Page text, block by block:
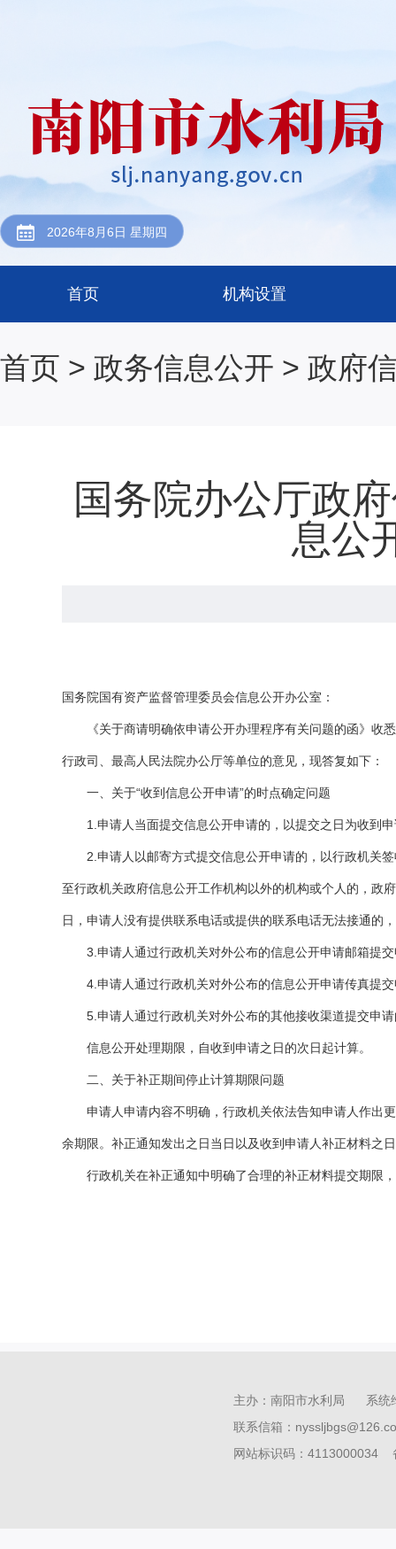
2026年8月6日 星期四
首页 机构设置
首页 > 政务信息公开 > 政府
国务院办公厅政
息公
国务院国有资产监督管理委员会信息公开办公室：
《关于商请明确依申请公开办理程序有关问题的函》收悉
行政司、最高人民法院办公厅等单位的意见，现答复如下：
一、关于“收到信息公开申请”的时点确定问题
1.申请人当面提交信息公开申请的，以提交之日为收到申
2.申请人以邮寄方式提交信息公开申请的，以行政机关签
至行政机关政府信息公开工作机构以外的机构或个人的，政
日，申请人没有提供联系电话或提供的联系电话无法接通的
3.申请人通过行政机关对外公布的信息公开申请邮箱提交
4.申请人通过行政机关对外公布的信息公开申请传真提交
5.申请人通过行政机关对外公布的其他接收渠道提交申请
信息公开处理期限，自收到申请之日的次日起计算。
二、关于补正期间停止计算期限问题
申请人申请内容不明确，行政机关依法告知申请人作出更
余期限。补正通知发出之日当日以及收到申请人补正材料之
行政机关在补正通知中明确了合理的补正材料提交期限
主办：南阳市水利局 系
联系信箱：
网站标识码：4113000034